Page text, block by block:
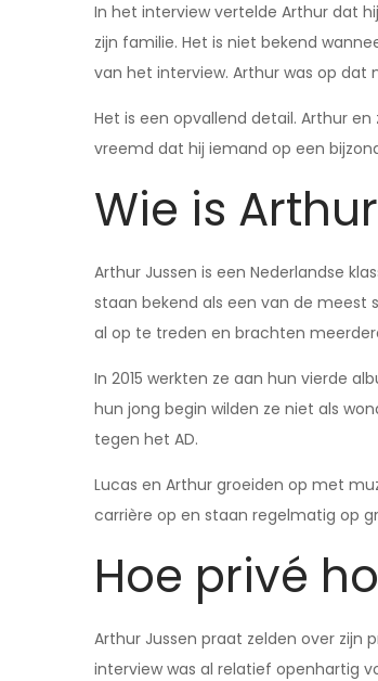
In het interview vertelde Arthur dat
zijn familie. Het is niet bekend
van het interview. Arthur was op dat
Het is een opvallend detail. Arthur
vreemd dat hij iemand op een
Wie is
Arthur Jussen is een Nederlandse
staan bekend als een van de meest
al op te treden en brachten
In 2015 werkten ze aan hun vierde
hun jong begin wilden ze niet als
tegen het AD.
Lucas en Arthur groeiden op met
carrière op en staan regelmatig op
Hoe privé
Arthur Jussen praat zelden over zijn
interview was al relatief openhartig